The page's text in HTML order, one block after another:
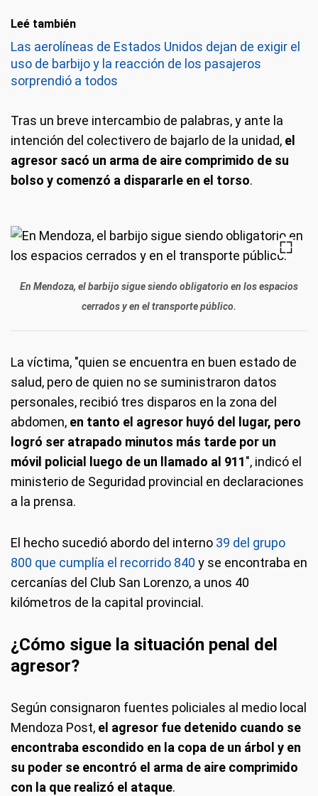
Leé también
Las aerolíneas de Estados Unidos dejan de exigir el
uso de barbijo y la reacción de los pasajeros
sorprendió a todos
Tras un breve intercambio de palabras, y ante la
intención del colectivero de bajarlo de la unidad, el
agresor sacó un arma de aire comprimido de su
bolso y comenzó a dispararle en el torso.
En Mendoza, el barbijo sigue siendo obligatorio en los espacios
cerrados y en el transporte público.
La víctima, "quien se encuentra en buen estado de
salud, pero de quien no se suministraron datos
personales, recibió tres disparos en la zona del
abdomen, en tanto el agresor huyó del lugar, pero
logró ser atrapado minutos más tarde por un
móvil policial luego de un llamado al 911", indicó el
ministerio de Seguridad provincial en declaraciones
a la prensa.
El hecho sucedió abordo del interno 39 del grupo
800 que cumplía el recorrido 840 y se encontraba en
cercanías del Club San Lorenzo, a unos 40
kilómetros de la capital provincial.
¿Cómo sigue la situación penal del
agresor?
Según consignaron fuentes policiales al medio local
Mendoza Post, el agresor fue detenido cuando se
encontraba escondido en la copa de un árbol y en
su poder se encontró el arma de aire comprimido
con la que realizó el ataque.